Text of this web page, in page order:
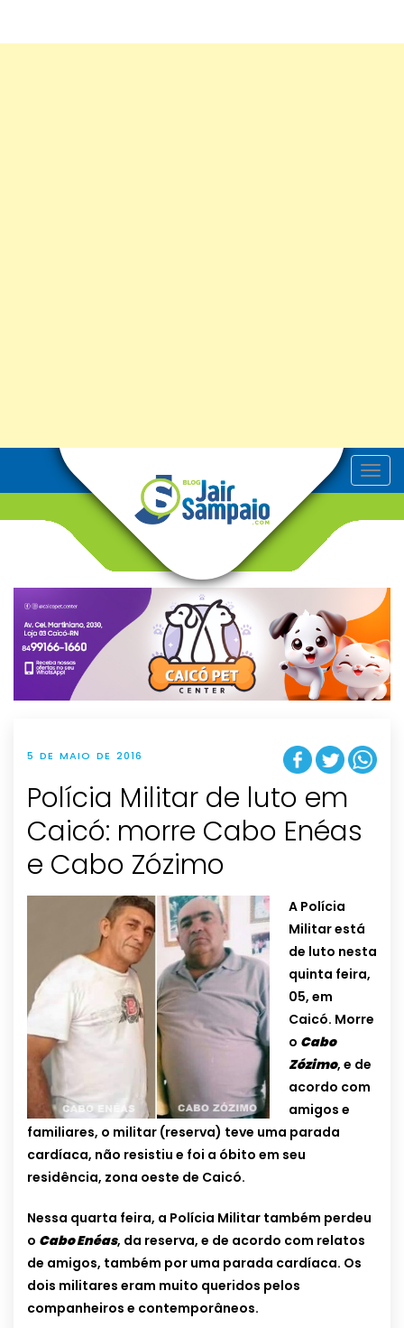
T
o
v
g
t
i
o
n
5 DE MAIO DE 2016
Polícia Militar de luto em
Caicó: morre Cabo Enéas
e Cabo Zózimo
A Polícia
Militar está
de luto nesta
quinta feira,
05, em
Caicó. Morre
o Cabo
Zózimo, e de
acordo com
amigos e
familiares, o militar (reserva) teve uma parada
cardíaca, não resistiu e foi a óbito em seu
residência, zona oeste de Caicó.
Nessa quarta feira, a Polícia Militar também perdeu
o Cabo Enéas, da reserva, e de acordo com relatos
de amigos, também por uma parada cardíaca. Os
dois militares eram muito queridos pelos
companheiros e contemporâneos.